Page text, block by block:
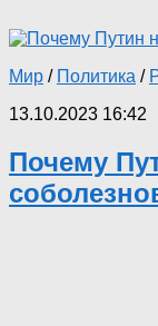
Мир / Политика /
13.10.2023 16:42
Почему